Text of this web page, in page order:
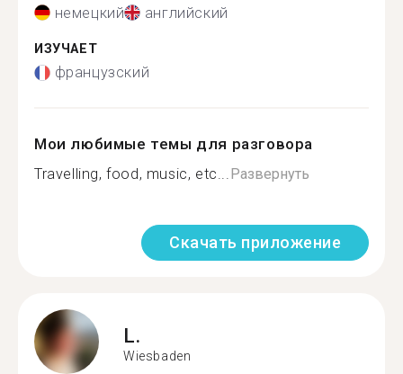
немецкий английский
ИЗУЧАЕТ
французский
Мои любимые темы для разговора
Travelling, food, music, etc...Развернуть
Скачать приложение
L.
Wiesbaden